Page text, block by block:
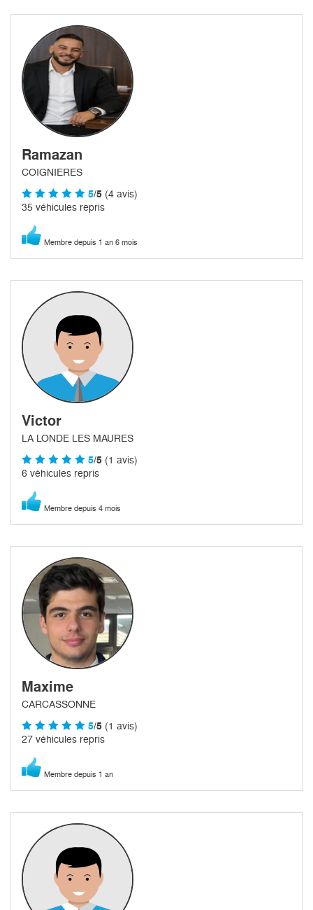
Ramazan
COIGNIERES
5/5 (4 avis)
35 véhicules repris
Membre depuis 1 an 6 mois
Victor
LA LONDE LES MAURES
5/5 (1 avis)
6 véhicules repris
Membre depuis 4 mois
Maxime
CARCASSONNE
5/5 (1 avis)
27 véhicules repris
Membre depuis 1 an